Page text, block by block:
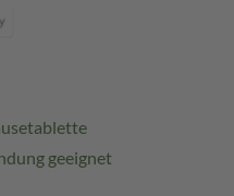
geeignet